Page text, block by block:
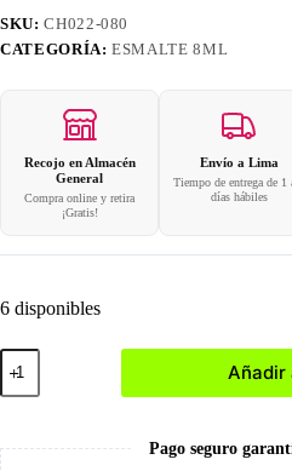
SKU:CH022-080
CATEGORÍA:ESMALTE 8ML
Recojo en Almacén
General
Compra online y retira
¡Gratis!
Envío a Lima
Tiempo de entrega de 1
días hábiles
6 disponibles
080
Esmalte
en
cantidad
Añadir
Pago seguro